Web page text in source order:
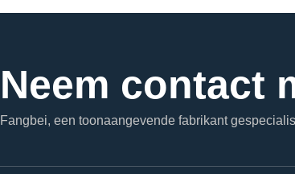
Neem contact
Fangbei, een toonaangevende fabrikant